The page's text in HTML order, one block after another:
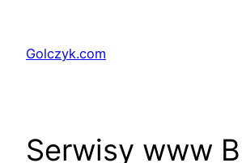
treściGolczyk.com
Serwisy www